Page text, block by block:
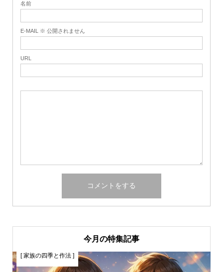
名前
E-MAIL ※ 公開されません
URL
今月の特集記事
[ 家族の四季と作法 ]